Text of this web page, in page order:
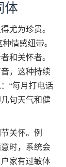
体
尤为珍贵。
情感纽带。
和关怀者。
，这种持续
“每月打电话
句天气和健
关怀。例
时，系统会
家有过敏体